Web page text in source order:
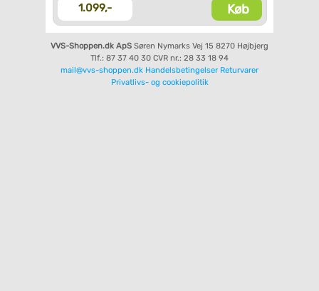
1.099,- Køb
VVS-Shoppen.dk ApS Søren Nymarks Vej 15 8270 Højbjerg
Tlf.: 87 37 40 30 CVR nr.: 28 33 18 94
mail@vvs-shoppen.dk Handelsbetingelser Returvarer
Privatlivs- og cookiepolitik